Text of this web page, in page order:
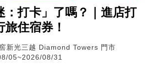
：打卡」了嗎？｜進店打
住宿券！
新光三越 Diamond Towers 門市
05~2026/08/31